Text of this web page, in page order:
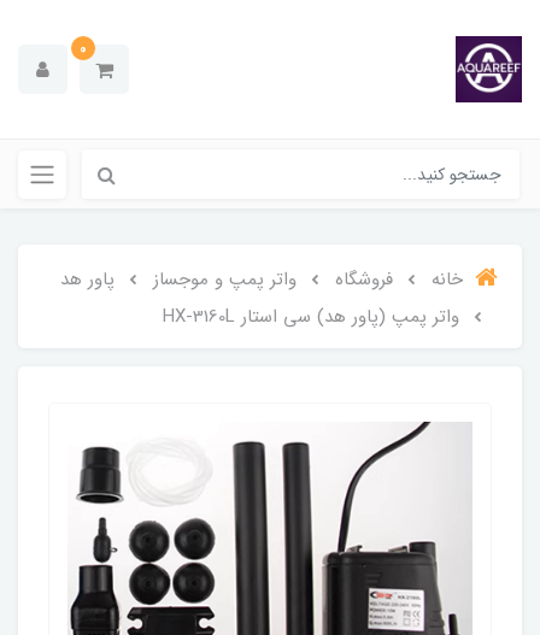
0
خانه فروشگاه واتر پمپ و موجساز
پاور هد
واتر پمپ (پاور هد) سی استار HX-3160L